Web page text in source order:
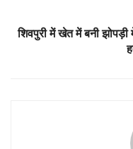
शिवपुरी में खेत में बनी